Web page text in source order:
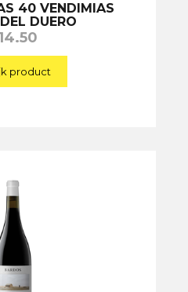
40 VENDIMIAS
DUERO
product